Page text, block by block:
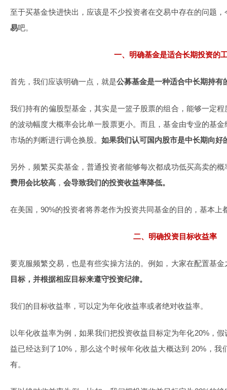
至于买基金快进快出，应该是不少投资者在交易中存在的问题
易吧。
一、明确基金是适合长期投资的
首先，我们应该明确一点，就是公募基金是一种适合中长期持有
我们持有的偏股型基金，其实是一篮子股票的组合，能够一定
的波动幅度大概率会比单一股票更小。而且，基金由专业的基
市场的判断进行调仓换股。 如果我们认可国内股市是中长期向好
另外，频繁买卖基金，普通投资者能够每次都成功低买高卖的
费用会比较高 ， 会导致我们的投资收益率降低。
在美国，90%的投资者将养老作为投资共同基金的目的，基本上
二、明确投资目标收益率
要克服频繁交易，也是有些实操方法的。例如，大家在配置基金
目标，并根据相应目标来遵守投资纪律。
我们的目标收益率，可以定为年化收益率或者绝对收益率。
以年化收益率为例，如果我们把投资收益目标定为年化20%，
益已经达到了10%，那么这个时候年化收益大概达到 20%，我
有。